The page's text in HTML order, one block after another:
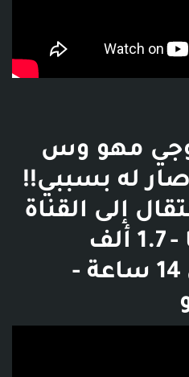
زوجي مهو وس
له بسببي!!
إلى القناة
- قصص سوما - 1.7 ألف
مشاهدة - قبل 14 ساعة -